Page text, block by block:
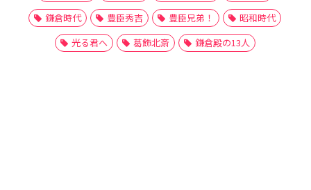
鎌倉時代
豊臣秀吉 豊臣兄弟！
昭和時代
光る君へ
葛飾北斎 鎌倉殿の13人